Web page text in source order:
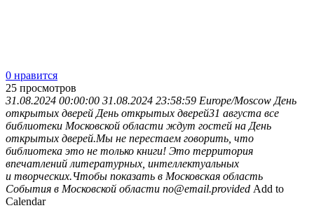
0 нравится
25 просмотров
31.08.2024 00:00:00 31.08.2024 23:58:59 Europe/Moscow День
открытых дверей День открытых дверей31 августа все
библиотеки Московской области ждут гостей на День
открытых дверей.Мы не перестаем говорить, что
библиотека это не только книги! Это территория
впечатлений литературных, интеллектуальных
и творческих.Чтобы показать в Московская область
События в Московской области no@email.provided Add to
Calendar